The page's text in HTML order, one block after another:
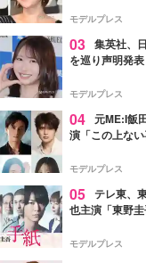
モデルプレス
03 集英社、
を巡り声明発
モデルプレス
04 元ME:I飯
演「この上な
ャスト発表
モデルプレス
05 テレ東、
也主演「東野
モデルプレス